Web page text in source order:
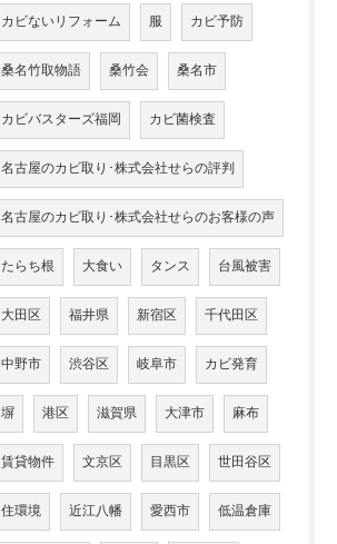
カビないリフォーム 服 カビ予防
桑名竹取物語 桑竹会 桑名市
カビバスターズ福岡 カビ菌検査
名古屋のカビ取り･株式会社せらの評判
名古屋のカビ取り･株式会社せらのお客様の声
たらち根 大食い タンス 台風被害
大田区 福井県 新宿区 千代田区
中野市 渋谷区 岐阜市 カビ発育
塀 港区 滋賀県 大津市 麻布
賃貸物件 文京区 目黒区 世田谷区
住環境 近江八幡 愛西市 低温倉庫